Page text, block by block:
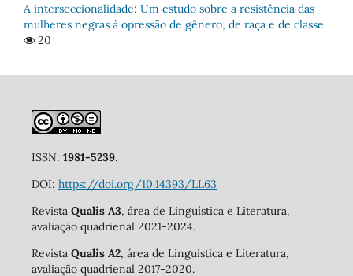
A interseccionalidade: Um estudo sobre a resistência das
mulheres negras à opressão de gênero, de raça e de classe
20
ISSN: 1981-5239.
DOI: https://doi.org/10.14393/LL63
Revista Qualis A3, área de Linguística e Literatura,
avaliação quadrienal 2021-2024.
Revista Qualis A2, área de Linguística e Literatura,
avaliação quadrienal 2017-2020.